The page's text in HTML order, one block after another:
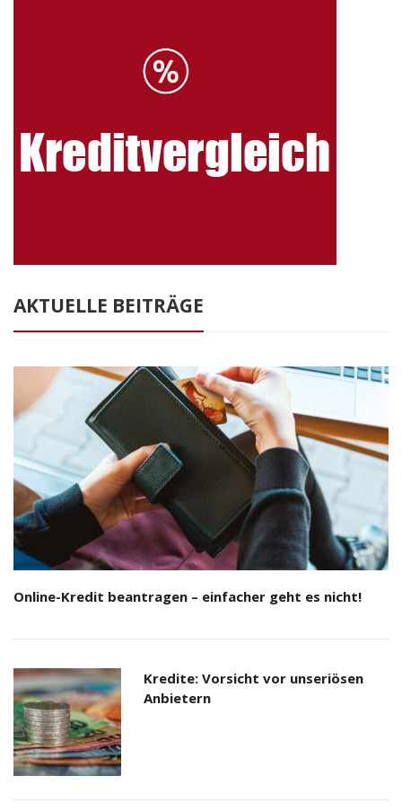
AKTUELLE BEITRÄGE
Online-Kredit beantragen – einfacher geht es nicht!
Kredite: Vorsicht vor unseriösen
Anbietern